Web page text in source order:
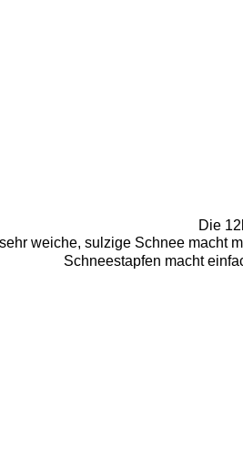
Die
weiche, sulzige Schnee macht
Schneestapfen macht